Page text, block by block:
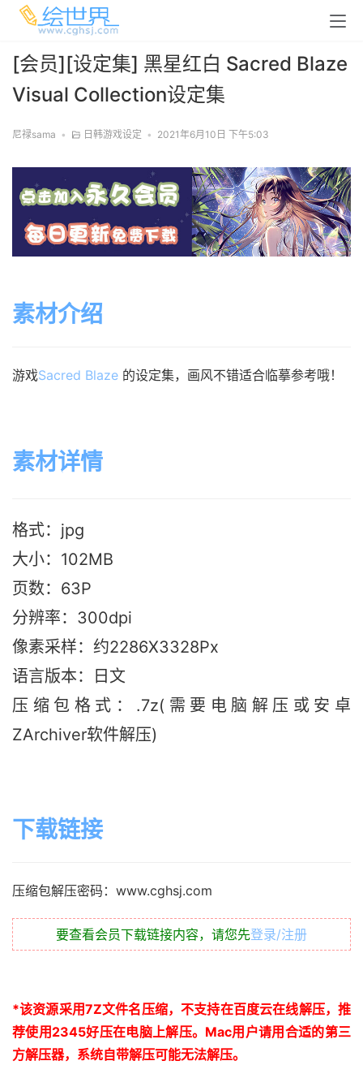
[会员][设定集] 黑星红白 Sacred Blaze
Visual Collection设定集
尼禄sama • 日韩游戏设定 • 2021年6月10日 下午5:03
素材介绍
游戏Sacred Blaze 的设定集，画风不错适合临摹参考哦！
素材详情
格式：jpg
大小：102MB
页数：63P
分辨率：300dpi
像素采样：约2286X3328Px
语言版本：日文
压缩包格式：.7z(需要电脑解压或安卓
ZArchiver软件解压)
下载链接
压缩包解压密码：www.cghsj.com
要查看会员下载链接内容，请您先登录/注册
*该资源采用7Z文件名压缩，不支持在百度云在线解压，推
荐使用2345好压在电脑上解压。 Mac用户请用合适的第三
方解压器，系统自带解压可能无法解压。